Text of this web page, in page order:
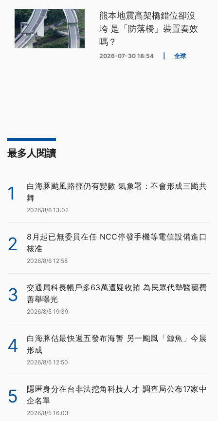
熊本地震高架橋錯位卻沒
垮 是「防落橋」裝置奏效
嗎？
2026-07-30 18:54 全球
最多人閱讀
1
白海豚颱風路徑仍有變數 氣象署：不會形成三颱共
舞
2026/8/6 13:02
2
8月起已無委員在任 NCC停發手機等電信設備進口
核准
2026/8/6 12:58
3
交通局科長帳戶多63萬遭疑收賄 為民眾代墊醫藥費
善舉曝光
2026/8/5 19:39
4
白海豚估最快週五發布海警 另一颱風「鯨魚」今晨
形成
2026/8/5 12:50
5
隱匿身分在台非法挖角科技人才 調查局公布17家中
企名單
2026/8/5 16:03